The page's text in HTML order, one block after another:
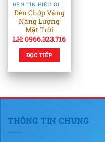
ĐÈN TÍN HIỆU GIAO THÔNG
Đèn Chớp Vàng
Năng Lượng
Mặt Trời
LH: 0966.323.716
ĐỌC TIẾP
THÔNG TIN CHUNG